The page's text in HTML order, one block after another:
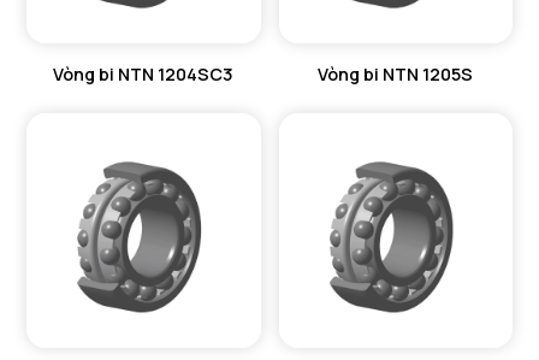
Vòng bi NTN 1204SC3 Vòng bi NTN 1205S